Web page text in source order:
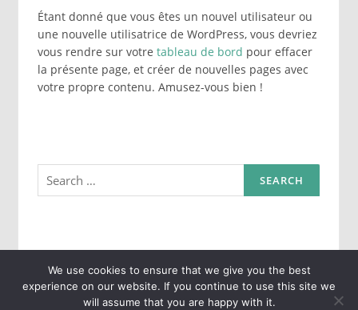
Étant donné que vous êtes un nouvel utilisateur ou
une nouvelle utilisatrice de WordPress, vous devriez
vous rendre sur votre tableau de bord pour effacer
la présente page, et créer de nouvelles pages avec
votre propre contenu. Amusez-vous bien !
Search
for:
Copyright © 2026 DomoHab. All Rights Reserved.
We use cookies to ensure that we give you the best
experience on our website. If you continue to use this site we
will assume that you are happy with it.